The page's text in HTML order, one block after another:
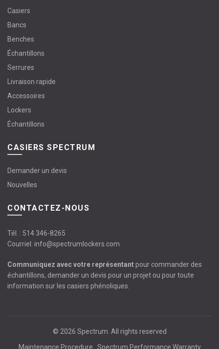
Casiers
Bancs
Benches
Échantillons
Serrures
Livraison rapide
Accessoires
Lockers
Échantillons
CASIERS SPECTRUM
Demander un devis
Nouvelles
CONTACTEZ-NOUS
Tél. : 514 346-8265
Courriel: info@spectrumlockers.com
Communiquez avec votre représentantpour commander des
échantillons, demander un devis pour un projet ou pour toute
information sur les casiers phénoliques.
© 2026 Spectrum . All rights reserved
Maintenance Procedure
Spectrum Performance Warranty